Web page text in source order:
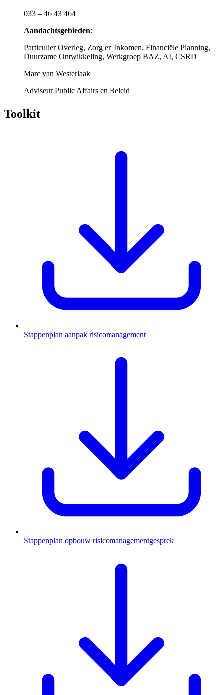
033 – 46 43 464
Aandachtsgebieden:
Particulier Overleg, Zorg en Inkomen, Financiële Planning,
Duurzame Ontwikkeling, Werkgroep BAZ, AI, CSRD
Marc van Westerlaak
Adviseur Public Affairs en Beleid
Toolkit
Stappenplan aanpak risicomanagement
Stappenplan opbouw risicomanagementgesprek